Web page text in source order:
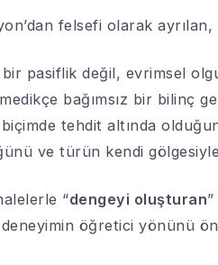
felsefi olarak
bir pasiflik değil, evrimsel
bağımsız bir bilinç
tehdit altında
ve türün kendi
“dengeyi oluşturan
deneyimin öğretici yönünü